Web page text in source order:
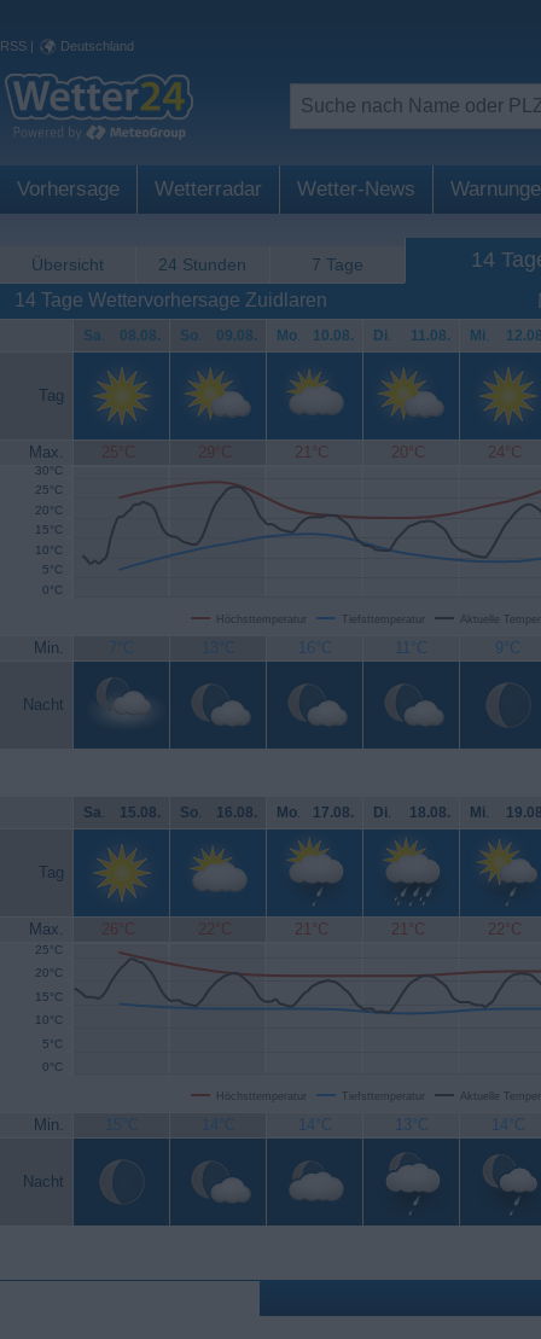
RSS | Deutschland
Vorhersage Wetterradar Wetter-News
Übersicht 24 Stunden 7 Tage 14
14 Tage Wettervorhersage Zuidlaren
Sa. 08.08. So. 09.08. Mo. 10.08. Di. 11.08. Mi.
Tag
Max. 25°C 29°C 21°C 20°C 24°C
Höchsttemperatur Tiefsttemperatur Aktuelle
0°C
5°C
10°C
15°C
20°C
25°C
30°C
Min. 7°C 13°C 16°C 11°C 9°C
Nacht
Sa. 15.08. So. 16.08. Mo. 17.08. Di. 18.08. Mi.
Tag
Max. 26°C 22°C 21°C 21°C 22°C
Höchsttemperatur Tiefsttemperatur Aktuelle
0°C
5°C
10°C
15°C
20°C
25°C
Min. 15°C 14°C 14°C 13°C 14°C
Nacht